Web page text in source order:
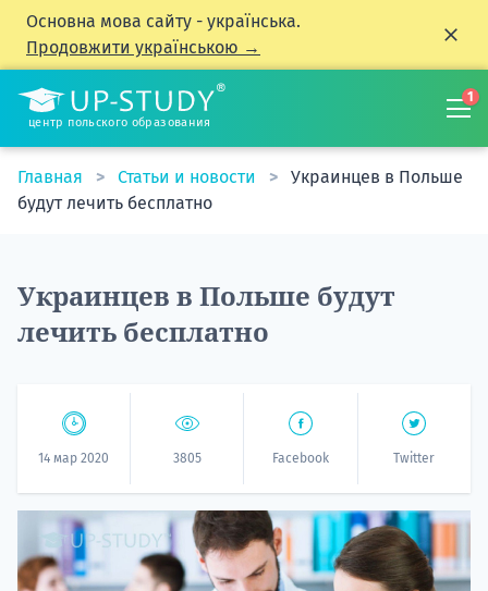
Основна мова сайту - українська.
Продовжити українською →
центр польского образования
1
Главная Статьи и новости
Украинцев в Польше
будут лечить бесплатно
Украинцев в Польше будут
лечить бесплатно
14 мар 2020 3805 Facebook Twitter